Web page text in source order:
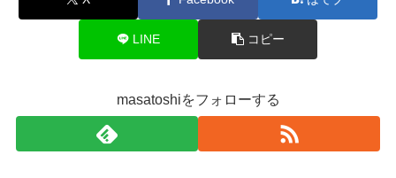
LINE コピー
masatoshiをフォローする